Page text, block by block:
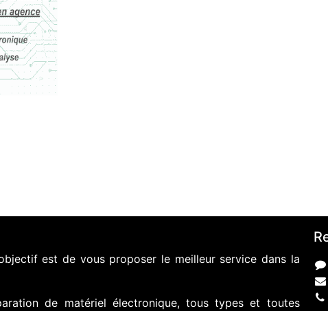
est de vous proposer le meilleur service dans la
de matériel électronique, tous types et toutes